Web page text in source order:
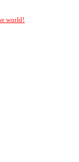
world!